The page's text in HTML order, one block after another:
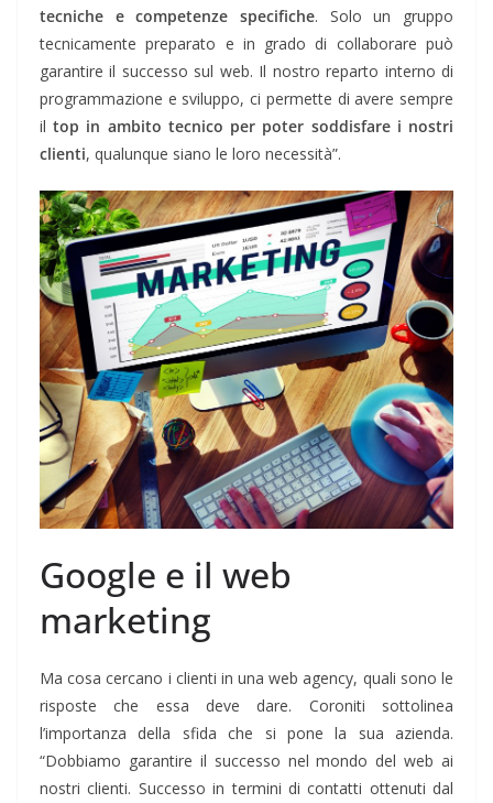
tecniche e competenze specifiche. Solo un gruppo
tecnicamente preparato e in grado di collaborare può
garantire il successo sul web. Il nostro reparto interno di
programmazione e sviluppo, ci permette di avere sempre
iltop in ambito tecnico per poter soddisfare i nostri
clienti, qualunque siano le loro necessità”.
Google e il web
marketing
Ma cosa cercano i clienti in una web agency, quali sono le
risposte che essa deve dare. Coroniti sottolinea
l’importanza della sfida che si pone la sua azienda.
“Dobbiamo garantire il successo nel mondo del web ai
nostri clienti. Successo in termini di contatti ottenuti dal